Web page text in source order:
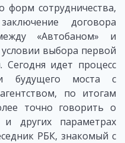
форм сотрудничества,
договора
«Автобаном» и
выбора первой
Сегодня идет процесс
будущего моста с
по итогам
точно говорить о
и других параметрах
РБК, знакомый с